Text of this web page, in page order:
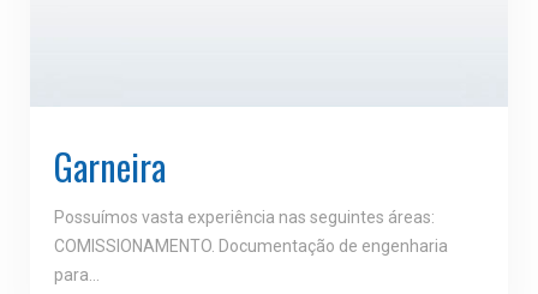
Garneira
Possuímos vasta experiência nas seguintes áreas:
COMISSIONAMENTO. Documentação de engenharia
para...